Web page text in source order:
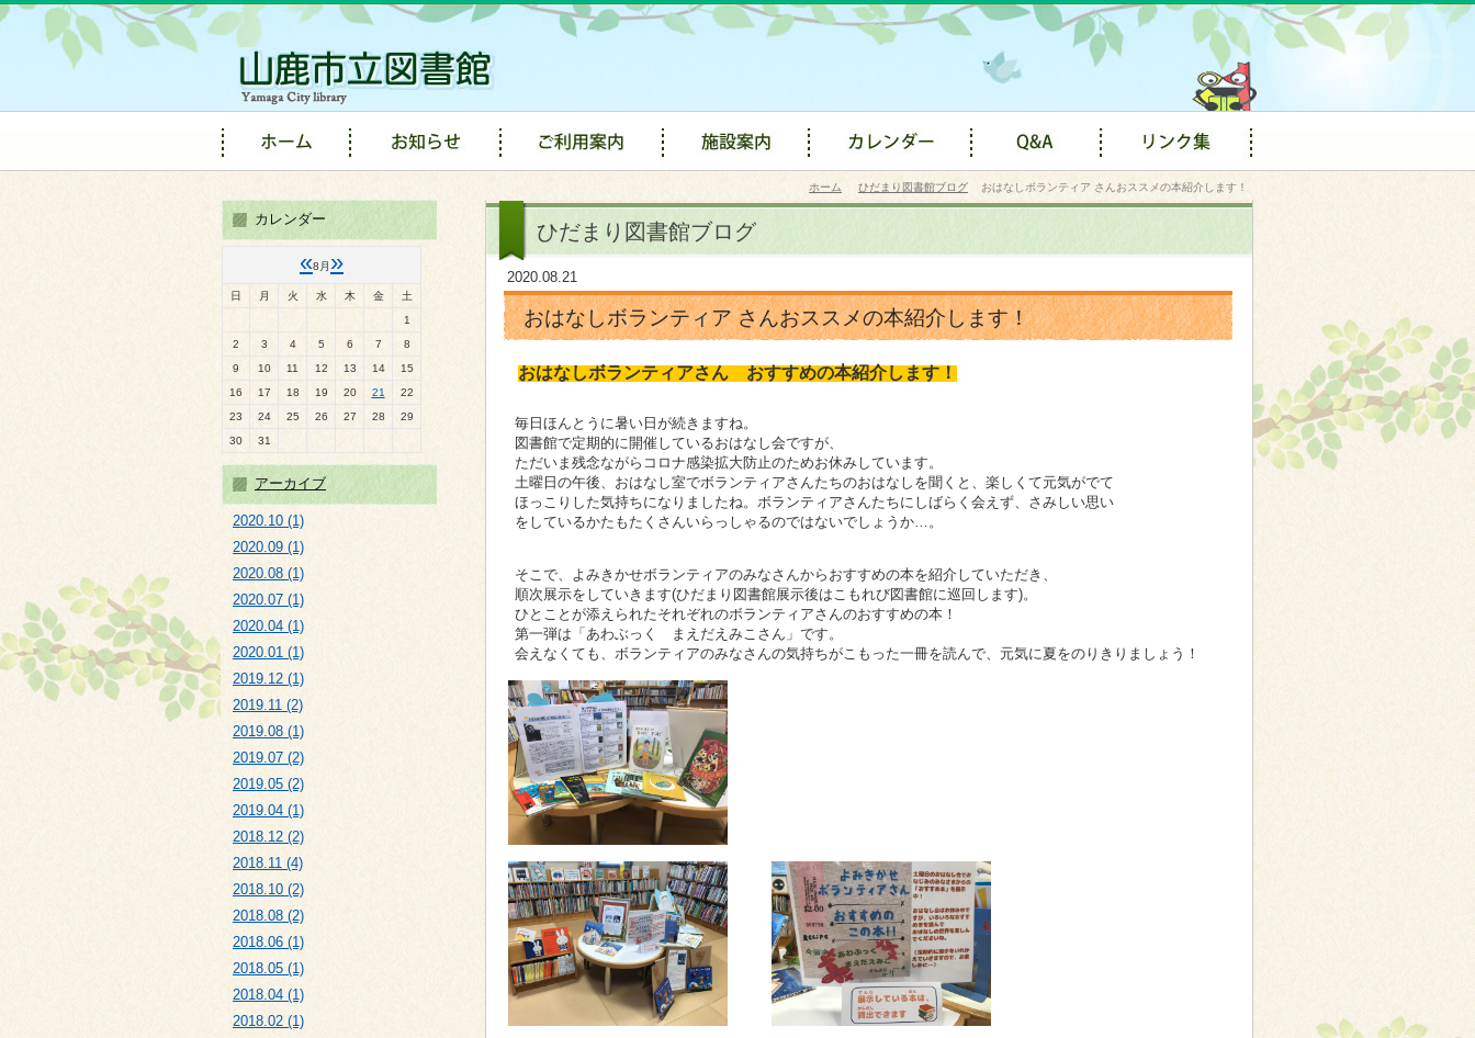
ホーム ひだまり図書館ブログ おはなしボランティア さんおススメの本紹介します！
ひだまり図書館ブログ
2020.08.21
おはなしボランティア さんおススメの本紹介します！
おはなしボランティアさん おすすめの本紹介します！
毎日ほんとうに暑い日が続きますね。
図書館で定期的に開催しているおはなし会ですが、
ただいま残念ながらコロナ感染拡大防止のためお休みしています。
土曜日の午後、おはなし室でボランティアさんたちのおはなしを聞くと、楽しくて元気がでて
ほっこりした気持ちになりましたね。ボランティアさんたちにしばらく会えず、さみしい思い
をしているかたもたくさんいらっしゃるのではないでしょうか…。
そこで、よみきかせボランティアのみなさんからおすすめの本を紹介していただき、
順次展示をしていきます(ひだまり図書館展示後はこもれび図書館に巡回します)。
ひとことが添えられたそれぞれのボランティアさんのおすすめの本！
第一弾は「あわぶっく まえだえみこさん」です。
会えなくても、ボランティアのみなさんの気持ちがこもった一冊を読んで、元気に夏をのりきりましょう！
カレンダー
«8月 »
日 月 火 水 木 金
土
1
2
3 4 5 6 7
8
9
10 11 12 13 14
15
16
17 18 19 20 21
22
23
24 25 26 27 28
29
30
31
アーカイブ
2020.10 (1)
2020.09 (1)
2020.08 (1)
2020.07 (1)
2020.04 (1)
2020.01 (1)
2019.12 (1)
2019.11 (2)
2019.08 (1)
2019.07 (2)
2019.05 (2)
2019.04 (1)
2018.12 (2)
2018.11 (4)
2018.10 (2)
2018.08 (2)
2018.06 (1)
2018.05 (1)
2018.04 (1)
2018.02 (1)